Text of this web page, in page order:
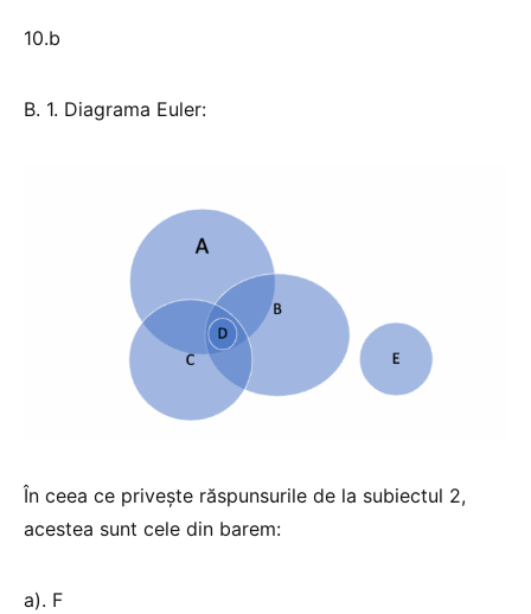
10.b
B. 1. Diagrama Euler:
În ceea ce privește răspunsurile de la subiectul 2,
acestea sunt cele din barem:
a). F